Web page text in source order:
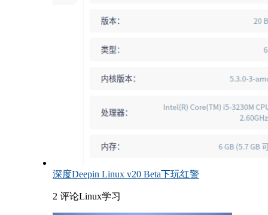
深度Deepin Linux v20 Beta下玩红警
2 评论Linux学习